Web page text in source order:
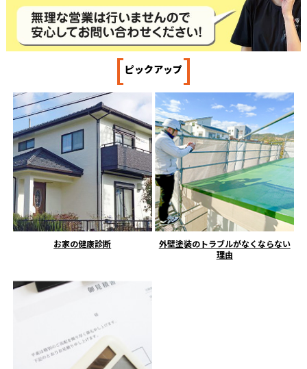
[ピックアップ]
お家の健康診断
外壁塗装のトラブルがなくならない
理由